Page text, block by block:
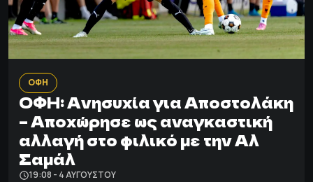
ΟΦΗ
ΟΦΗ: Ανησυχία για Αποστολάκη
– Αποχώρησε ως αναγκαστική
αλλαγή στο φιλικό με την Αλ
Σαμάλ
19:08 - 4 ΑΥΓΟΎΣΤΟΥ